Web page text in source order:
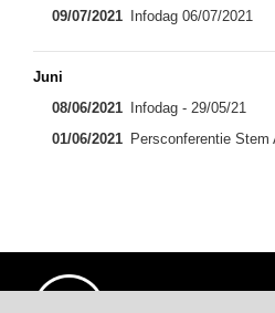
09/07/2021
Infodag 06/07/2021
Juni
08/06/2021
Infodag - 29/05/21
01/06/2021 Persconferentie Stem